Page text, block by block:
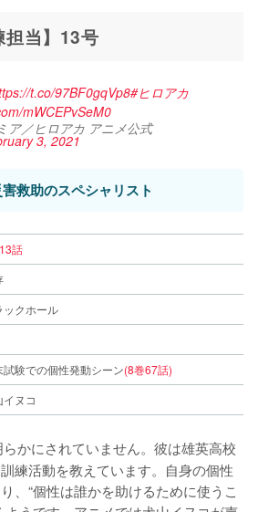
担当】13号
t.co/97BF0gqVp8#ヒロアカ
mWCEPvSeM0
／ヒロアカ アニメ公式
3, 2021
救助のスペシャリスト
話
ックホール
試験での個性発動シーン(8巻67話)
イヌコ
かにされていません。彼は雄英高校
練活動を教えています。自身の個性
、“個性は誰かを助けるために使うこ